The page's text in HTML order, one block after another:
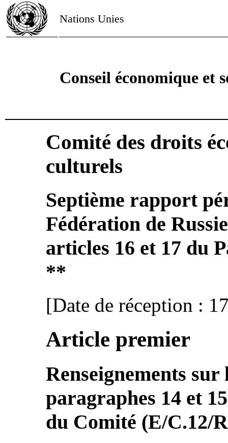
Nations Unies
Conseil économique et
Comité des droits
culturels
Septième rapport
Fédération de
articles 16 et 17 du
**
[Date de réception :
Article premier
Renseignements
paragraphes 14 et
du Comité (E/C.12/